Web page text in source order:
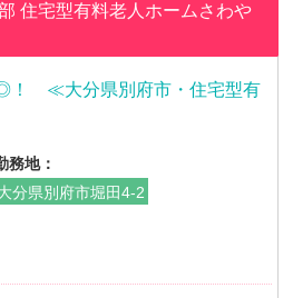
住宅型有料老人ホームさわや
！ ≪大分県別府市・住宅型有
務地：
分県別府市堀田4-2